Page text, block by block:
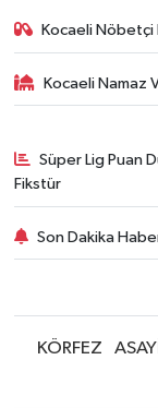
Kocaeli Nöbetçi
Kocaeli Namaz
Süper Lig Puan
Fikstür
Son Dakika
KÖRFEZ